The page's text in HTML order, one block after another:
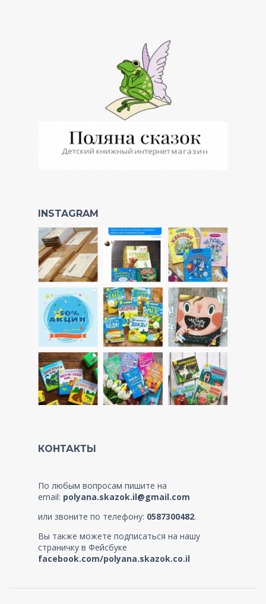
INSTAGRAM
КОНТАКТЫ
По любым вопросам пишите на
email: polyana.skazok.il@gmail.com
или звоните по телефону: 0587300482.
Вы также можете подписаться на нашу
страничку в Фейсбуке
facebook.com/polyana.skazok.co.il